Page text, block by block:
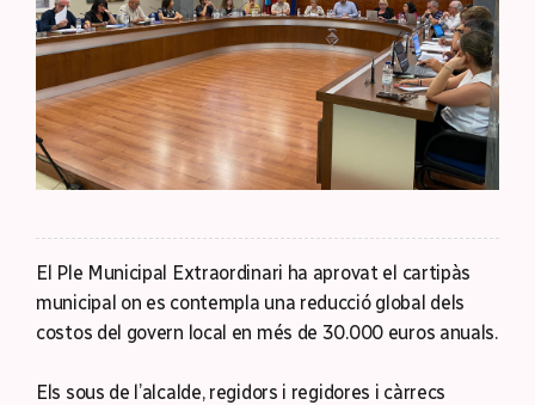
El Ple Municipal Extraordinari ha aprovat el cartipàs
municipal on es contempla una reducció global dels
costos del govern local en més de 30.000 euros anuals.
Els sous de l’alcalde, regidors i regidores i càrrecs